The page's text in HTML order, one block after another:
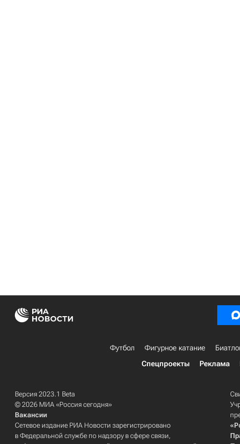
Футбол Фигурное катание
Спецпроекты
Реклама
Версия 2023.1 Beta
© 2026 МИА «Россия сегодня»
Вакансии
Сетевое издание РИА Новости зарегистрировано
в Федеральной службе по надзору в сфере связи,